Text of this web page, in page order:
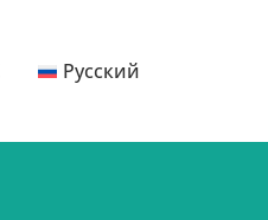
Русский